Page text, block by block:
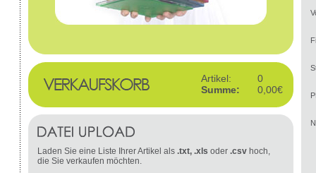
Artikel:
0
Summe:
0,00€
Laden Sie eine Liste Ihrer Artikel als .txt, .xls oder .csv hoch,
die Sie verkaufen möchten.